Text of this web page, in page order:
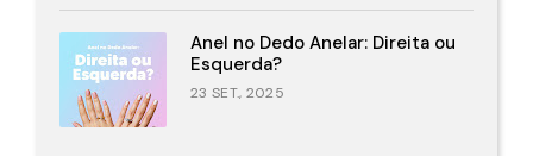
Anel no Dedo Anelar: Direita ou
Esquerda?
23 SET., 2025